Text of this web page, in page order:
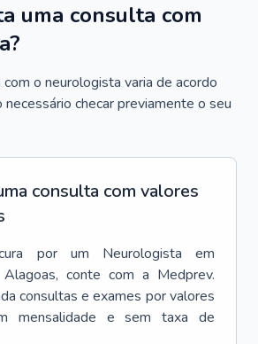
uma consulta com
o neurologista varia de acordo
necessário checar previamente o seu
consulta com valores
por um Neurologista
em
, conte com a Medprev.
consultas e exames por valores
mensalidade e sem taxa de